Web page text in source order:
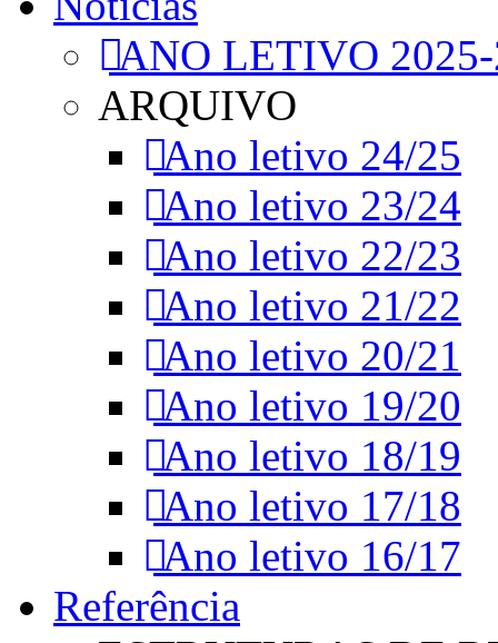
ANO LETIVO
ARQUIVO
Ano letivo 24/25
Ano letivo 23/24
Ano letivo 22/23
Ano letivo 21/22
Ano letivo 20/21
Ano letivo 19/20
Ano letivo 18/19
Ano letivo 17/18
Ano letivo 16/17
Referência